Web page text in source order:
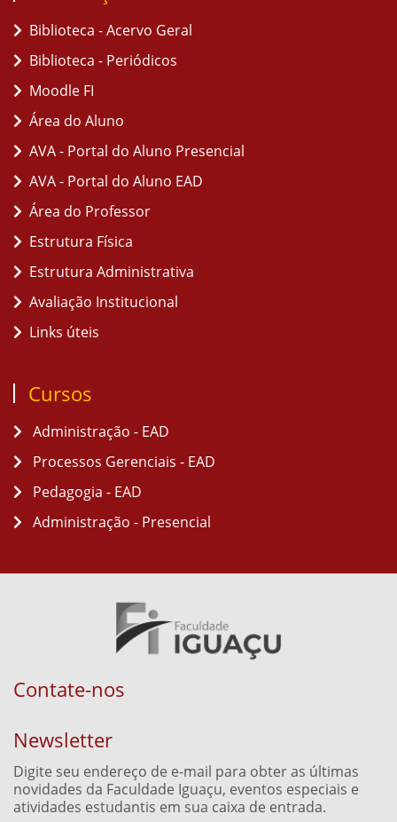
Biblioteca - Acervo Geral
Biblioteca - Periódicos
Moodle FI
Área do Aluno
AVA - Portal do Aluno Presencial
AVA - Portal do Aluno EAD
Área do Professor
Estrutura Física
Estrutura Administrativa
Avaliação Institucional
Links úteis
Cursos
Administração - EAD
Processos Gerenciais - EAD
Pedagogia - EAD
Administração - Presencial
Contate-nos
Newsletter
Digite seu endereço de e-mail para obter as últimas
novidades da Faculdade Iguaçu, eventos especiais e
atividades estudantis em sua caixa de entrada.